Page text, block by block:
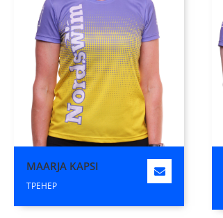
MAARJA KAPSI
ТРЕНЕР